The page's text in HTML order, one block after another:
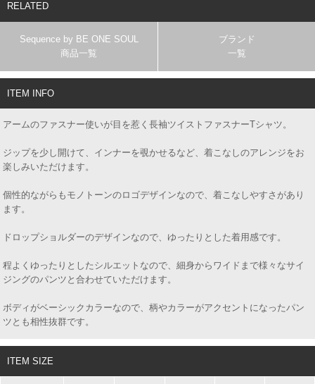
RELATED
Sequence by BE ONE SOUL
商品一覧
ブランド
一覧
ITEM INFO
アームのファスナー使いが目を惹く長袖ツイストファスナーTシャツ。
ジップを少し開けて、インナーを覗かせるなど、着こなしのアレンジをお
楽しみいただけます。
個性的ながらもモノトーンのロゴデザインなので、着こなしやすさがあり
ます。
ドロップショルダーのデザインなので、ゆったりとした着用感です。
程よくゆったりとしたシルエットなので、細身からワイドまで様々なサイ
ジングのパンツと合わせていただけます。
ボディがベーシックカラーなので、柄やカラーがアクセントになったパン
ツとも相性抜群です。
ITEM SIZE